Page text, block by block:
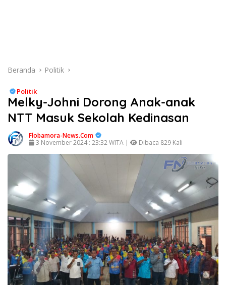
Beranda Politik
Politik
Melky-Johni Dorong Anak-anak
NTT Masuk Sekolah Kedinasan
Flobamora-News.Com
3 November 2024 : 23:32 WITA |
Dibaca 829 Kali